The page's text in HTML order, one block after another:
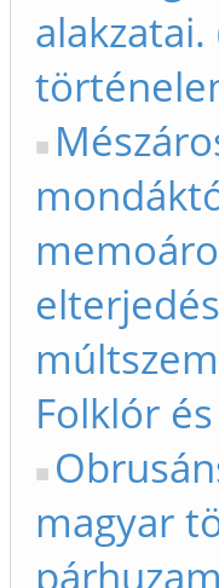
Folklór
magyar